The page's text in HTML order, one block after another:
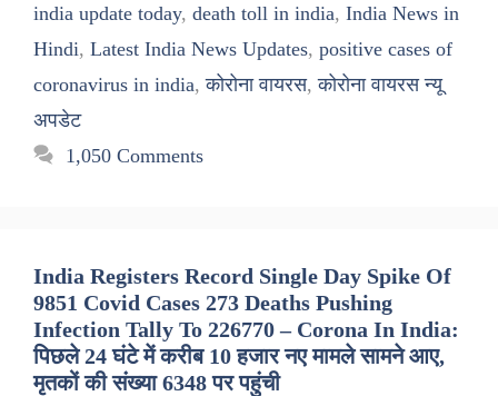
india update today, death toll in india, India News in
Hindi, Latest India News Updates, positive cases of
coronavirus in india,कोरोना वायरस,कोरोना वायरस न्यू
अपडेट
1,050 Comments
India Registers Record Single Day Spike Of
9851 Covid Cases 273 Deaths Pushing
Infection Tally To 226770 – Corona In India:
पिछले 24 घंटे में करीब 10 हजार नए मामले सामने आए,
मृतकों की संख्या 6348 पर पहुंची